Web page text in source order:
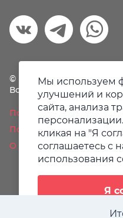
© Первая печать, 2018-
Все права защищены.
Политика
Пользовательское
О файлах Cookie
Мы используем
улучшений и
сайта, анализа
кликая на "Я
соглашаетесь с
использования
Я